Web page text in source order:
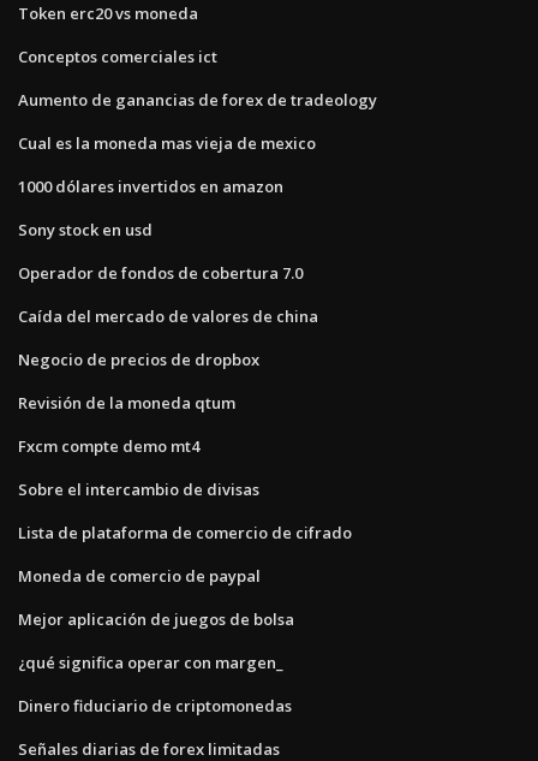
Token erc20 vs moneda
Conceptos comerciales ict
Aumento de ganancias de forex de tradeology
Cual es la moneda mas vieja de mexico
1000 dólares invertidos en amazon
Sony stock en usd
Operador de fondos de cobertura 7.0
Caída del mercado de valores de china
Negocio de precios de dropbox
Revisión de la moneda qtum
Fxcm compte demo mt4
Sobre el intercambio de divisas
Lista de plataforma de comercio de cifrado
Moneda de comercio de paypal
Mejor aplicación de juegos de bolsa
¿qué significa operar con margen_
Dinero fiduciario de criptomonedas
Señales diarias de forex limitadas